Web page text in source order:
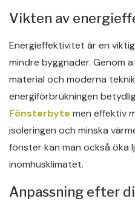
Vikten av
Energieffektivitet är en
mindre byggnader. Genom
material och moderna
energiförbrukningen
Fönsterbyte men effektiv
isoleringen och minska
fönster kan man också
inomhusklimatet.
Anpassning efter